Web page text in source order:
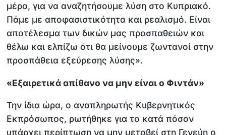
μέρα, για να αναζητήσουμε λύση στο Κυπριακό.
Πάμε με αποφασιστικότητα και ρεαλισμό. Είναι
αποτέλεσμα των δικών μας προσπαθειών και
θέλω και ελπίζω ότι θα μείνουμε ζωντανοί στην
προσπάθεια εξεύρεσης λύσης».
«Εξαιρετικά απίθανο να μην είναι ο Φιντάν»
Την ίδια ώρα, ο αναπληρωτής Κυβερνητικός
Εκπρόσωπος, ρωτήθηκε για το κατά πόσον
υπάρχει περίπτωση να μην μεταβεί στη Γενεύη ο